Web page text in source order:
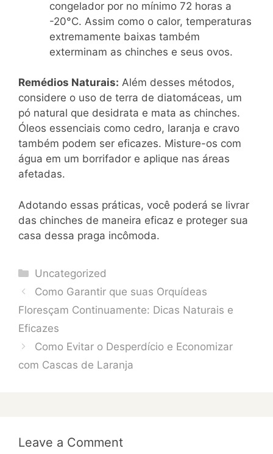
congelador por no mínimo 72 horas a
-20°C. Assim como o calor, temperaturas
extremamente baixas também
exterminam as chinches e seus ovos.
Remédios Naturais: Além desses métodos,
considere o uso de terra de diatomáceas, um
pó natural que desidrata e mata as chinches.
Óleos essenciais como cedro, laranja e cravo
também podem ser eficazes. Misture-os com
água em um borrifador e aplique nas áreas
afetadas.
Adotando essas práticas, você poderá se livrar
das chinches de maneira eficaz e proteger sua
casa dessa praga incômoda.
Categories
Uncategorized
Como Garantir que suas Orquídeas
Floresçam Continuamente: Dicas Naturais e
Eficazes
Como Evitar o Desperdício e Economizar
com Cascas de Laranja
Leave a Comment